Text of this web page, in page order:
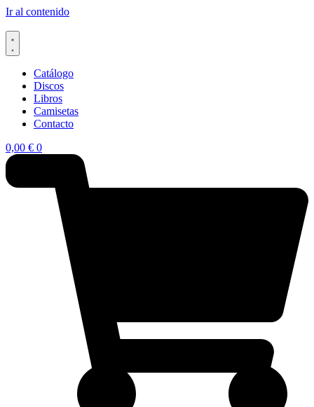
Ir al contenido
Catálogo
Discos
Libros
Camisetas
Contacto
0,00 € 0